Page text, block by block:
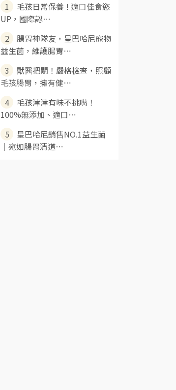
1
毛孩日常保養 ! 適口佳食慾
UP，國際認⋯
2
腸胃神隊友，星巴哈尼寵物
益生菌，維護腸胃⋯
3
獸醫把關！嚴格檢查，照顧
毛孩腸胃，擁有健⋯
4
毛孩津津有味不挑嘴！
100%無添加、適口⋯
5
星巴哈尼銷售NO.1益生菌
｜宛如腸胃清道⋯